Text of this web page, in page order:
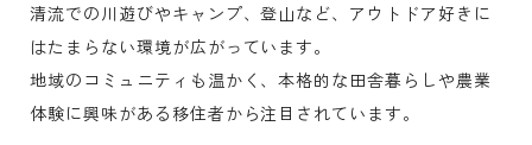
清流での川遊びやキャンプ、登山など、アウトドア好きに
はたまらない環境が広がっています。
地域のコミュニティも温かく、本格的な田舎暮らしや農業
体験に興味がある移住者から注目されています。